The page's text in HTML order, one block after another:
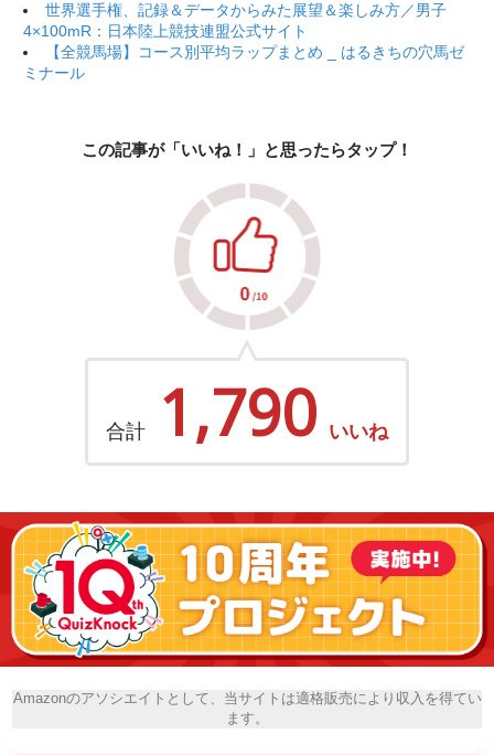
世界選手権、記録＆データからみた展望＆楽しみ方／男子
4×100mR：日本陸上競技連盟公式サイト
【全競馬場】コース別平均ラップまとめ _ はるきちの穴馬ゼ
ミナール
この記事が「いいね！」と思ったらタップ！
合計 1,790 いいね
Amazonのアソシエイトとして、当サイトは適格販売により収入を得てい
ます。